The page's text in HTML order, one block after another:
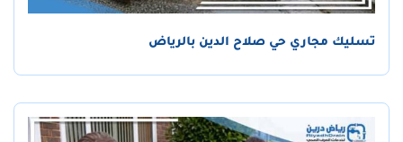
تسليك مجاري حي صلاح الدين بالرياض